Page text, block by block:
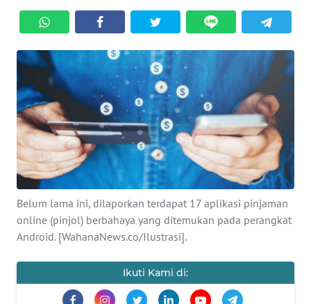
Belum lama ini, dilaporkan terdapat 17 aplikasi pinjaman
online (pinjol) berbahaya yang ditemukan pada perangkat
Android. [WahanaNews.co/Ilustrasi].
Ikuti Kami di:
KRIMINAL
EKUIN
SAINS-TEKNO
KESEHATAN
INTERNASIONAL
SERBA-SERBI